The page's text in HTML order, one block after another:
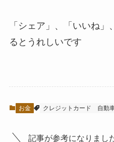
「シェア」、「いいね
るとうれしいです
お金 クレジットカード 自動
記事が参考になりまし